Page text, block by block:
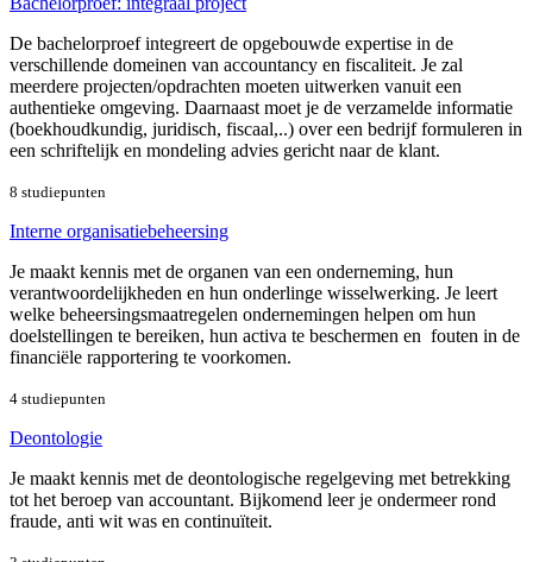
De bachelorproef integreert de opgebouwde expertise in de
verschillende domeinen van accountancy en fiscaliteit. Je zal
meerdere projecten/opdrachten moeten uitwerken vanuit een
authentieke omgeving. Daarnaast moet je de verzamelde informatie
(boekhoudkundig, juridisch, fiscaal,..) over een bedrijf formuleren in
een schriftelijk en mondeling advies gericht naar de klant.
8 studiepunten
Interne organisatiebeheersing
Je maakt kennis met de organen van een onderneming, hun
verantwoordelijkheden en hun onderlinge wisselwerking. Je leert
welke beheersingsmaatregelen ondernemingen helpen om hun
doelstellingen te bereiken, hun activa te beschermen en fouten in de
financiële rapportering te voorkomen.
4 studiepunten
Deontologie
Je maakt kennis met de deontologische regelgeving met betrekking
tot het beroep van accountant. Bijkomend leer je ondermeer rond
fraude, anti wit was en continuïteit.